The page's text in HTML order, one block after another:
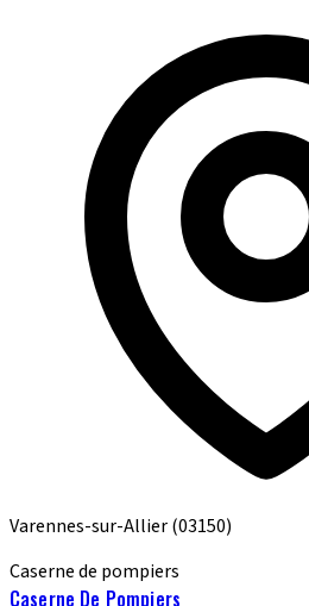
Varennes-sur-Allier(03150)
Caserne de pompiers
Caserne De Pompiers